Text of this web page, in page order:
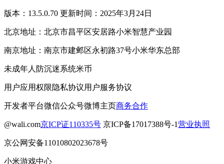
版本：13.5.0.70 更新时间：2025年3月24日
北京地址：北京市昌平区安居路小米智慧产业园
南京地址：南京市建邺区永初路37号小米华东总部
未成年人防沉迷系统米币
用户应用权限隐私协议用户服务协议
开发者平台微信公众号微博主页商务合作
@wali.com京ICP证110335号 京ICP备17017388号-1营业执照
京公网安备11010802023678号
小米游戏中心